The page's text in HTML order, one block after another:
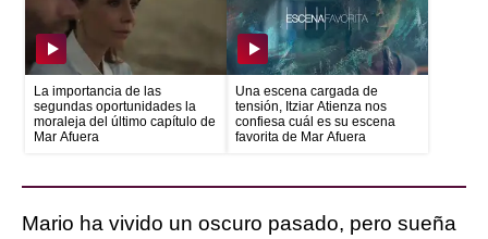
La importancia de las
segundas oportunidades la
moraleja del último capítulo de
Mar Afuera
Una escena cargada de
tensión, Itziar Atienza nos
confiesa cuál es su escena
favorita de Mar Afuera
Mario ha vivido un oscuro pasado, pero sueña